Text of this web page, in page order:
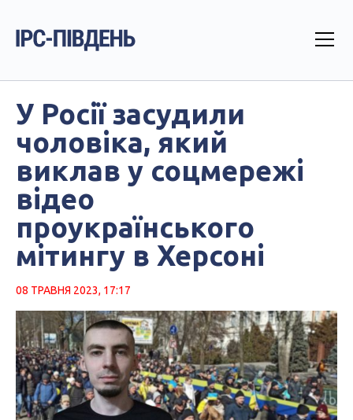
У Росії засудили
чоловіка, який
виклав у соцмережі
відео
проукраїнського
мітингу в Херсоні
08 ТРАВНЯ 2023, 17:17